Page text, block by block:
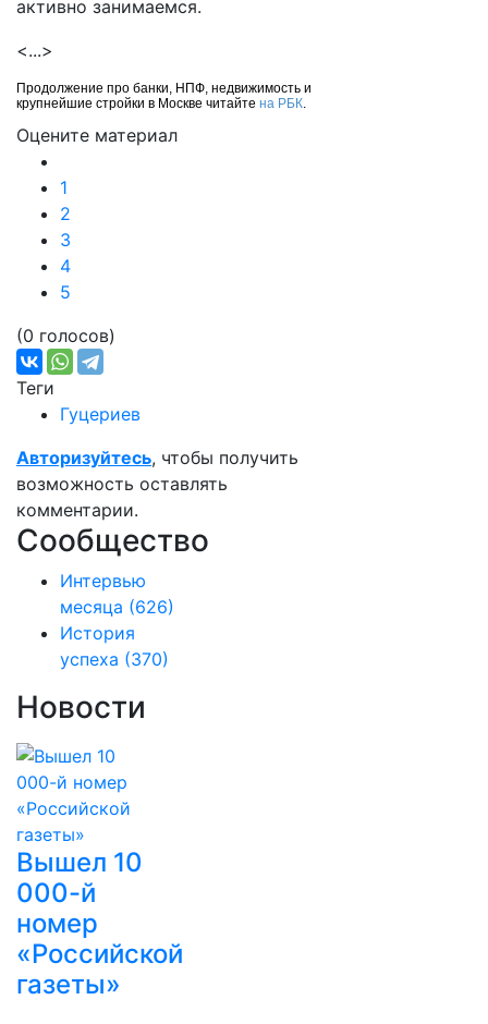
активно занимаемся.
<...>
Продолжение про банки, НПФ, недвижимость и
крупнейшие стройки в Москве читайте на РБК.
Оцените материал
1
2
3
4
5
(0 голосов)
Теги
Гуцериев
Авторизуйтесь, чтобы получить
возможность оставлять
комментарии.
Сообщество
Интервью
месяца (626)
История
успеха (370)
Новости
Вышел 10
000-й
номер
«Российской
газеты»